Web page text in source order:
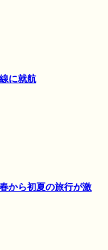
に就航
から初夏の旅行が激